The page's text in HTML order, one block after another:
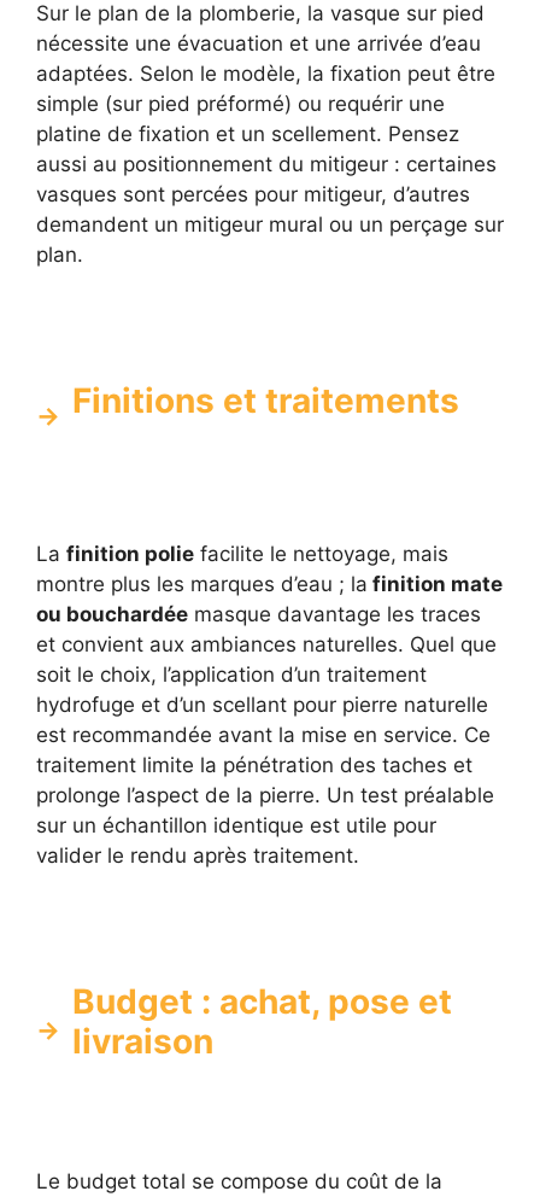
Sur le plan de la plomberie, la vasque sur pied
nécessite une évacuation et une arrivée d’eau
adaptées. Selon le modèle, la fixation peut être
simple (sur pied préformé) ou requérir une
platine de fixation et un scellement. Pensez
aussi au positionnement du mitigeur : certaines
vasques sont percées pour mitigeur, d’autres
demandent un mitigeur mural ou un perçage sur
plan.
Finitions et traitements
La finition polie facilite le nettoyage, mais
montre plus les marques d’eau ; la finition mate
ou bouchardée masque davantage les traces
et convient aux ambiances naturelles. Quel que
soit le choix, l’application d’un traitement
hydrofuge et d’un scellant pour pierre naturelle
est recommandée avant la mise en service. Ce
traitement limite la pénétration des taches et
prolonge l’aspect de la pierre. Un test préalable
sur un échantillon identique est utile pour
valider le rendu après traitement.
Budget : achat, pose et
livraison
Le budget total se compose du coût de la